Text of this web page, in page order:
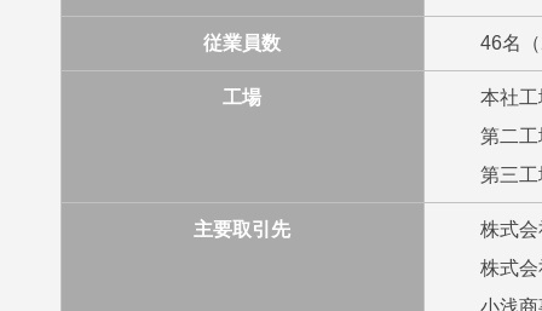
従業員数 46名
工場
本社
第二
第三
主要取引先
株式
株式
小浅